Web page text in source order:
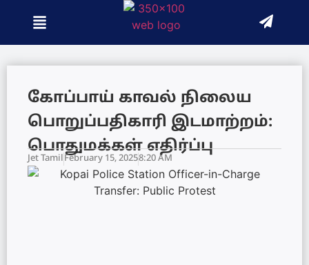
கோப்பாய் காவல் நிலைய
பொறுப்பதிகாரி இடமாற்றம்:
பொதுமக்கள் எதிர்ப்பு
Jet TamilFebruary 15, 20258:20 AM